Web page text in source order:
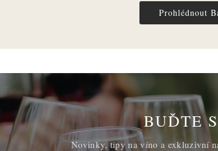
Prohlédnout
BUĎTE
Novinky, tipy na víno a exkluzivní